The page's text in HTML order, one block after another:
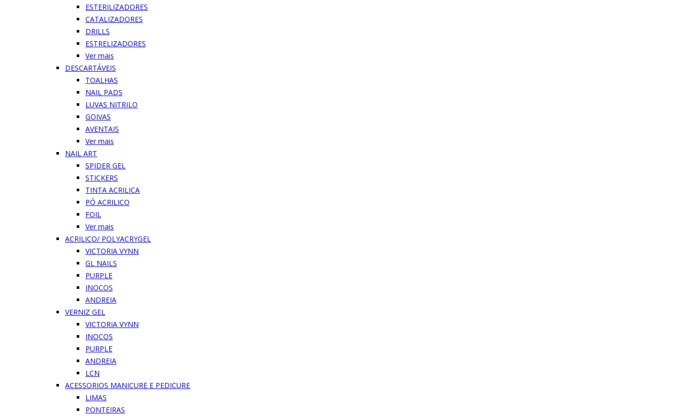
ESTERILIZADORES
CATALIZADORES
DRILLS
ESTRELIZADORES
Ver mais
DESCARTÁVEIS
TOALHAS
NAIL PADS
LUVAS NITRILO
GOIVAS
AVENTAIS
Ver mais
NAIL ART
SPIDER GEL
STICKERS
TINTA ACRILICA
PÓ ACRILICO
FOIL
Ver mais
ACRILICO/ POLYACRYGEL
VICTORIA VYNN
GL NAILS
PURPLE
INOCOS
ANDREIA
VERNIZ GEL
VICTORIA VYNN
INOCOS
PURPLE
ANDREIA
LCN
ACESSORIOS MANICURE E PEDICURE
LIMAS
PONTEIRAS